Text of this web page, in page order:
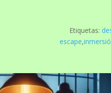
Etiquetas:
escape,